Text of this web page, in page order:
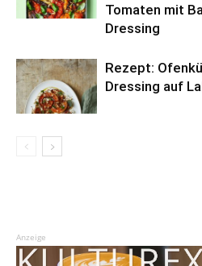
Tomaten mit
Dressing
Rezept:
Dressing auf
Anzeige